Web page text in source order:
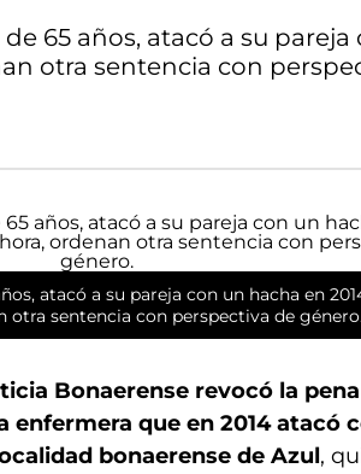
65 años, atacó a su
otra sentencia con
atacó a su pareja con un hacha en
otra sentencia con perspectiva de
Bonaerense revocó la
enfermera que en 2014 atacó
bonaerense de Azul,